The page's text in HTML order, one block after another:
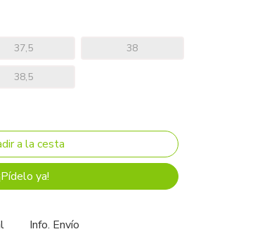
37,5 38
38,5
ya!
Info. Envío